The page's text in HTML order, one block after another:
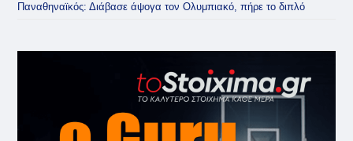
Παναθηναϊκός: Διάβασε άψογα τον Ολυμπιακό, πήρε το διπλό